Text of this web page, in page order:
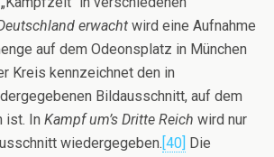
erwacht wird eine Aufnahme
auf dem Odeonsplatz in München
Kreis kennzeichnet den in
Bildausschnitt, auf dem
ist. In Kampf um’s Dritte Reich wird nur
wiedergegeben.[40] Die